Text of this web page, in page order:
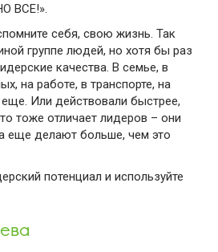
ВСЕ!».
себя, свою жизнь. Так
группе людей, но хотя бы раз
качества. В семье, в
на работе, в транспорте, на
Или действовали быстрее,
тоже отличает лидеров – они
еще делают больше, чем это
потенциал и используйте